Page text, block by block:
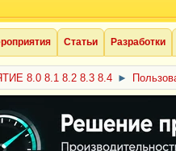
Статьи Разработки
8.0 8.1 8.2 8.3 8.4 ►